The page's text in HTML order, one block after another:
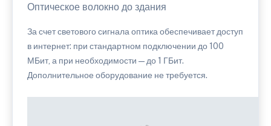
Оптическое волокно до здания
За счет светового сигнала оптика обеспечивает доступ
в интернет: при стандартном подключении до 100
МБит, а при необходимости — до 1 ГБит.
Дополнительное оборудование не требуется.